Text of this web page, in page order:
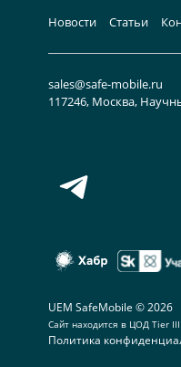
Новости
Статьи
sales@safe-mobile.ru
117246, Москва,
UEM SafeMobile © 2026
Сайт находится в ЦОД Tier
Политика